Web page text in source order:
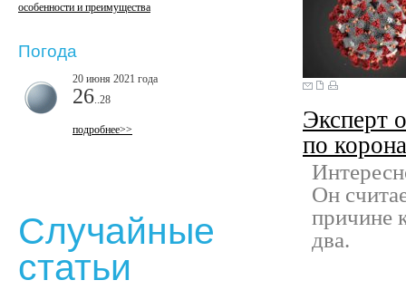
Эксперт
по
Он
причине
два.
особенности и преимущества
Погода
20 июня 2021 года
26 ..28
подробнее>>
Случайные
статьи